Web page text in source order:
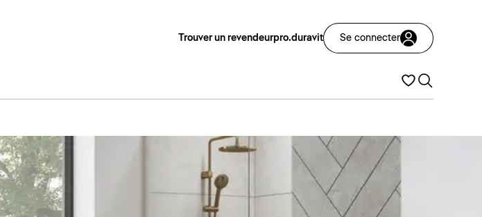
Trouver un revendeurpro.duravit Se connecter